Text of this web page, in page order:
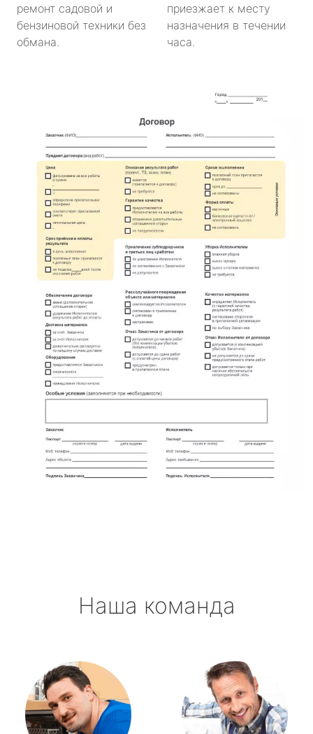
ремонт садовой и
бензиновой техники без
обмана.
приезжает к месту
назначения в течении
часа.
Наша команда